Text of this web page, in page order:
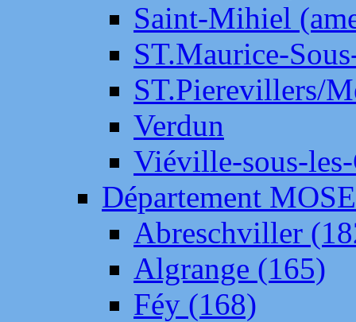
Saint-Mihiel
ST.Maurice-
ST.Pierevillers/
Verdun
Viéville-sous-
Département
Abreschviller
Algrange (165)
Féy (168)